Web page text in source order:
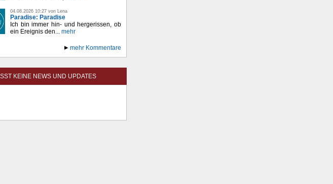
04.08.2026 10:27 von Lena
Paradise: Paradise
Ich bin immer hin- und hergerissen, ob
ein Ereignis den... mehr
mehr Kommentare
KEINE NEWS UND UPDATES